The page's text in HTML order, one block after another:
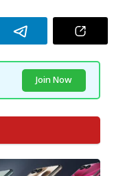
Join Now